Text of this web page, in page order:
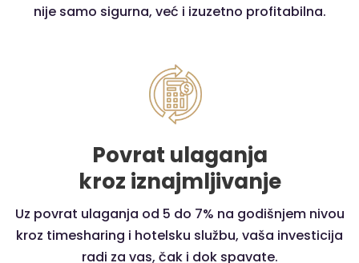
nije samo sigurna, već i izuzetno profitabilna.
Povrat ulaganja
kroz iznajmljivanje
Uz povrat ulaganja od 5 do 7% na godišnjem nivou
kroz timesharing i hotelsku službu, vaša investicija
radi za vas, čak i dok spavate.